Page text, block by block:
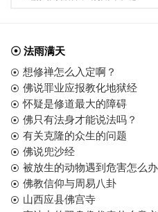
☉ 法雨满天
想修禅怎么入定啊？
佛说罪业应报教化地狱经
怀疑是修道最大的障碍
佛只有法身才能说法吗？
有关克隆的众生的问题
佛说兜沙经
被放生的动物遇到危害怎么办
佛教信仰与周易八卦
山西应县佛宫寺